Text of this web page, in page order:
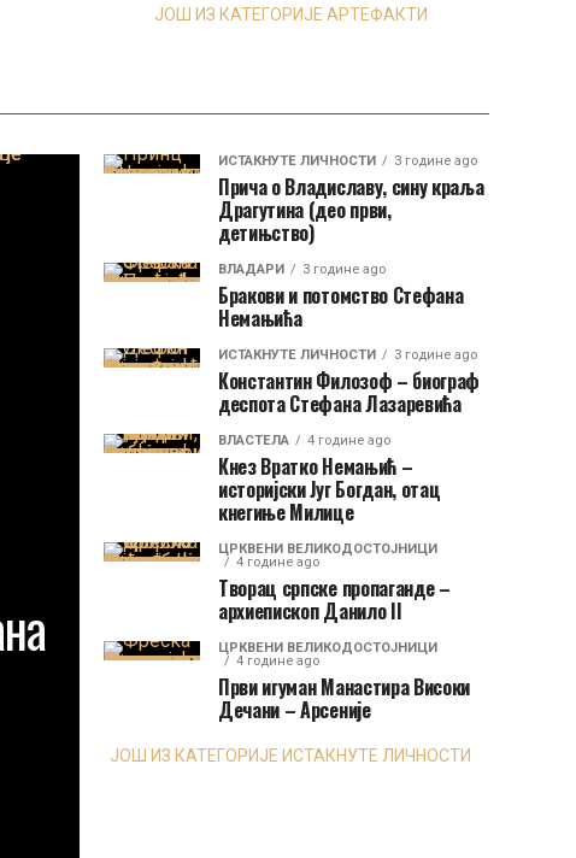
ЈОШ ИЗ КАТЕГОРИЈЕ АРТЕФАКТИ
ИСТАКНУТЕ ЛИЧНОСТИ 3 године ago
Прича о Владиславу, сину краља
Драгутина (део први,
детињство)
ВЛАДАРИ 3 године ago
Бракови и потомство Стефана
Немањића
ИСТАКНУТЕ ЛИЧНОСТИ 3 године ago
Константин Филозоф – биограф
деспота Стефана Лазаревића
ВЛАСТЕЛА 4 године ago
Кнез Вратко Немањић –
историјски Југ Богдан, отац
кнегиње Милице
ЦРКВЕНИ ВЕЛИКОДОСТОЈНИЦИ
4 године ago
Творац српске пропаганде –
архиепископ Данило II
ЦРКВЕНИ ВЕЛИКОДОСТОЈНИЦИ
4 године ago
Први игуман Манастира Високи
Дечани – Арсеније
ЈОШ ИЗ КАТЕГОРИЈЕ ИСТАКНУТЕ ЛИЧНОСТИ